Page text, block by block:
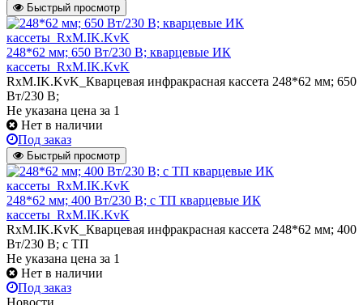
Быстрый просмотр
248*62 мм; 650 Вт/230 В; кварцевые ИК
кассеты_RxM.IK.KvK
RxM.IK.KvK_Кварцевая инфракрасная кассета 248*62 мм; 650
Вт/230 В;
Не указана цена за 1
Нет в наличии
Под заказ
Быстрый просмотр
248*62 мм; 400 Вт/230 В; с ТП кварцевые ИК
кассеты_RxM.IK.KvK
RxM.IK.KvK_Кварцевая инфракрасная кассета 248*62 мм; 400
Вт/230 В; с ТП
Не указана цена за 1
Нет в наличии
Под заказ
Новости